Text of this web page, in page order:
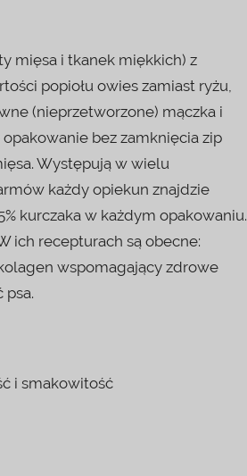
mięsa i tkanek miękkich) z
popiołu owies zamiast ryżu,
(nieprzetworzone) mączka i
bez zamknięcia zip
Występują w wielu
każdy opiekun znajdzie
kurczaka w każdym opakowaniu.
ich recepturach są obecne:
wspomagający zdrowe
psa.
i smakowitość